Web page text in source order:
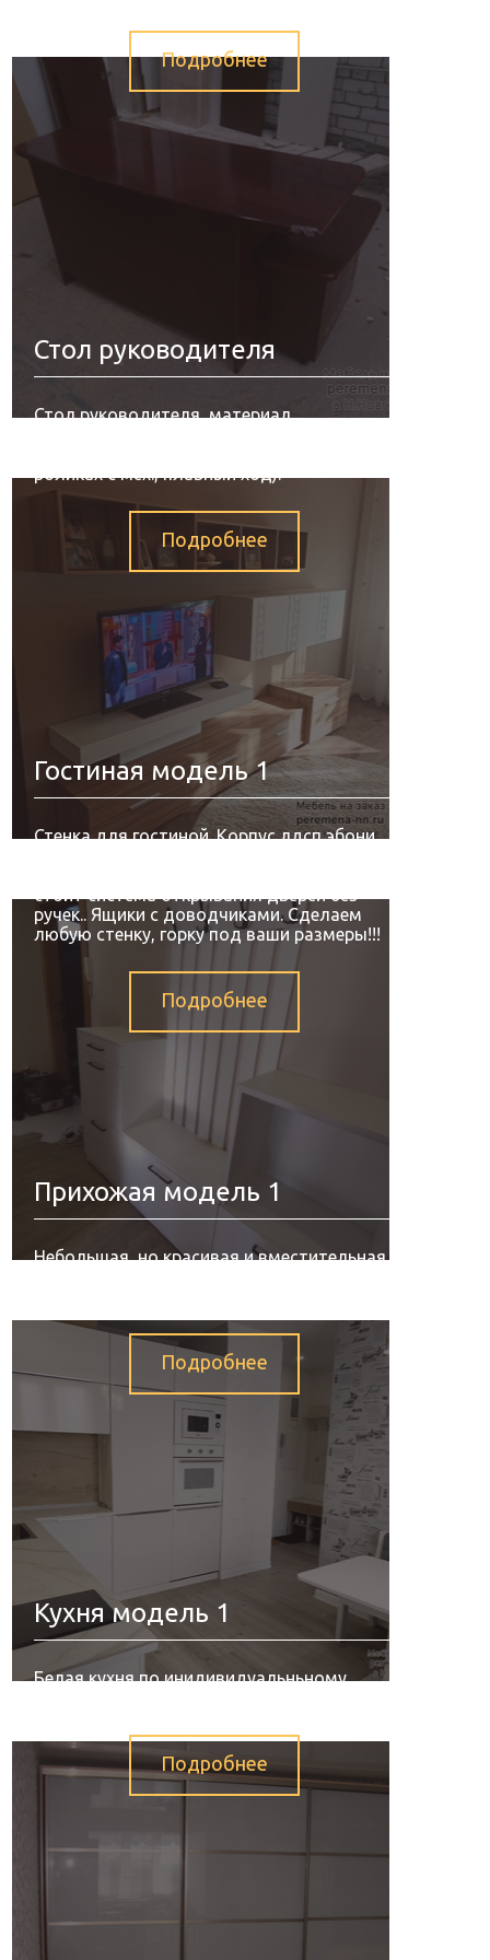
Подробнее
Стол руководителя
Стол руководителя, материал
роликах с мех., плавный ход).
Подробнее
Гостиная модель 1
Стенка для гостиной. Корпус лдсп эбони
стоит система открывания дверей без
ручек.. Ящики с доводчиками. Сделаем
любую стенку, горку под ваши размеры!!!
Подробнее
Прихожая модель 1
Небольшая, но красивая и вместительная
Подробнее
Кухня модель 1
Белая кухня по инидивидуальньному
Подробнее